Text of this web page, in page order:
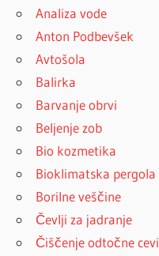
Analiza vode
Anton Podbevšek
Avtošola
Balirka
Barvanje obrvi
Beljenje zob
Bio kozmetika
Bioklimatska pergola
Borilne veščine
Čevlji za jadranje
Čiščenje odtočne cevi